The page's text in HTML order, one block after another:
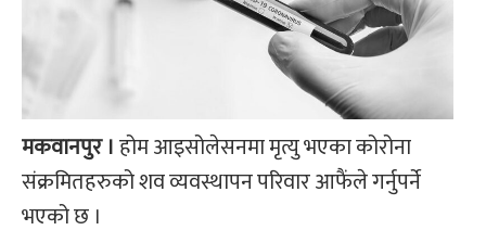
मकवानपुर ।होम आइसोलेसनमा मृत्यु भएका कोरोना
संक्रमितहरुको शव व्यवस्थापन परिवार आफैंले गर्नुपर्ने
भएको छ ।